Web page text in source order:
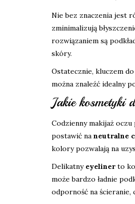
Nie bez znaczenia jest
zminimalizują
rozwiązaniem są
skóry.
Ostatecznie, kluczem
można znaleźć idealny
Jakie kosmetyki
Codzienny makijaż
postawić na neutralne
kolory pozwalają na
Delikatny eyelinerto
może bardzo ładnie
odporność na